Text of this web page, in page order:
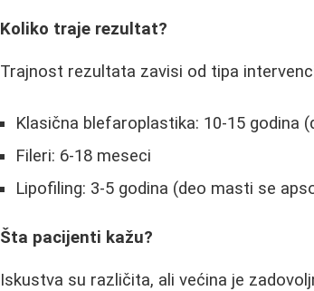
Koliko traje rezultat?
Trajnost rezultata zavisi od tipa
Klasična blefaroplastika: 10-15 godina
Fileri: 6-18 meseci
Lipofiling: 3-5 godina (deo masti se
Šta pacijenti kažu?
Iskustva su različita, ali većina je